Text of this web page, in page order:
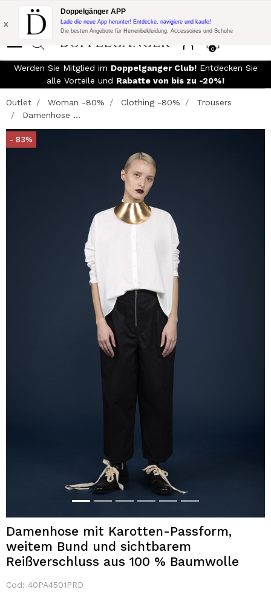
Blitzangebot:
10% Extra-Rabatt auf 300€ Einkauf mit Code:
DOPPEL300
0
x
Doppelgänger APP
Lade die neue App herunter! Entdecke, navigiere und kaufe!
Die besten Angebote für Herrenbekleidung, Accessoires und Schuhe
Werden Sie Mitglied im Doppelganger Club!Entdecken Sie
alle Vorteile und Rabatte von bis zu -20%!
Outlet Woman -80% Clothing -80%
Trousers
Damenhose ...
- 83%
Damenhose mit Karotten-Passform,
weitem Bund und sichtbarem
Reißverschluss aus 100 % Baumwolle
Cod: 40PA4501PRD